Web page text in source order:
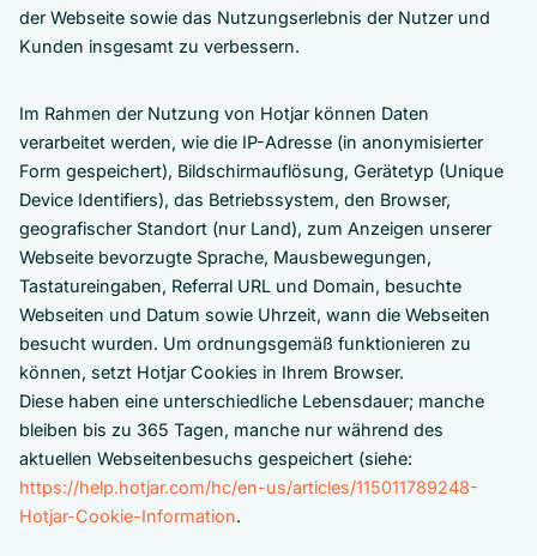
der Webseite sowie das Nutzungserlebnis der Nutzer und
Kunden insgesamt zu verbessern.
Im Rahmen der Nutzung von Hotjar können Daten
verarbeitet werden, wie die IP-Adresse (in anonymisierter
Form gespeichert), Bildschirmauflösung, Gerätetyp (Unique
Device Identifiers), das Betriebssystem, den Browser,
geografischer Standort (nur Land), zum Anzeigen unserer
Webseite bevorzugte Sprache, Mausbewegungen,
Tastatureingaben, Referral URL und Domain, besuchte
Webseiten und Datum sowie Uhrzeit, wann die Webseiten
besucht wurden. Um ordnungsgemäß funktionieren zu
können, setzt Hotjar Cookies in Ihrem Browser.
Diese haben eine unterschiedliche Lebensdauer; manche
bleiben bis zu 365 Tagen, manche nur während des
aktuellen Webseitenbesuchs gespeichert (siehe:
https://help.hotjar.com/hc/en-us/articles/115011789248-
Hotjar-Cookie-Information.